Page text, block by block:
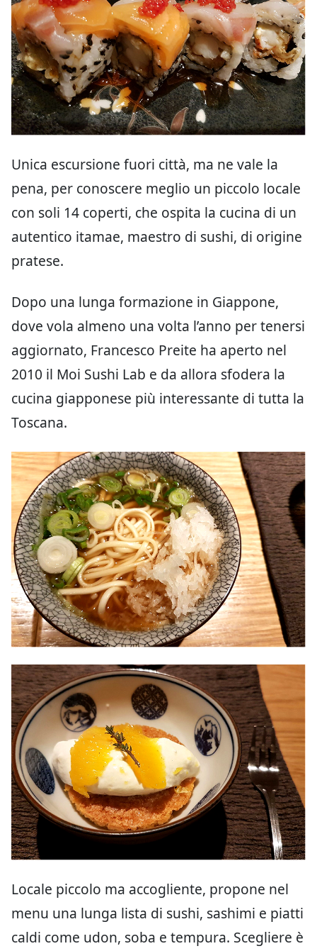
Unica escursione fuori città, ma ne vale la
pena, per conoscere meglio un piccolo locale
con soli 14 coperti, che ospita la cucina di un
autentico itamae, maestro di sushi, di origine
pratese.
Dopo una lunga formazione in Giappone,
dove vola almeno una volta l’anno per tenersi
aggiornato, Francesco Preite ha aperto nel
2010 il Moi Sushi Lab e da allora sfodera la
cucina giapponese più interessante di tutta la
Toscana.
Locale piccolo ma accogliente, propone nel
menu una lunga lista di sushi, sashimi e piatti
caldi come udon, soba e tempura. Scegliere è